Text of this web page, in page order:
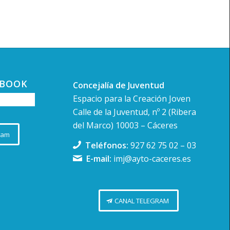
lagos, 7 vidas».
22:00
C. Rincón de la
Monja, 6, Cáceres
Concejalía de Juventud
Espacio para la Creación Joven
Calle de la Juventud, nº 2 (Ribera
del Marco) 10003 – Cáceres
Teléfonos: 927 62 75 02 –03
E-mail: imj@ayto-caceres.es
CANAL TELEGRAM